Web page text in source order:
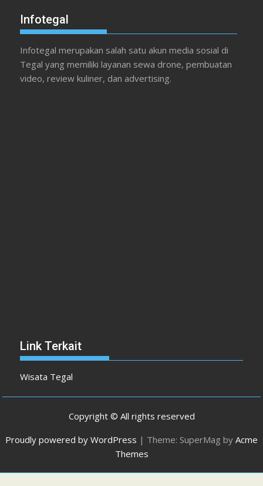
Infotegal
Infotegal merupakan salah satu akun media sosial di
Tegal yang memiliki layanan sewa drone, pembuatan
video, review kuliner, dan advertising.
Link Terkait
Wisata Tegal
Copyright © All rights reserved
Proudly powered by WordPress | Theme: SuperMag by Acme
Themes